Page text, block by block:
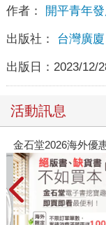
作者： 開平青年
出版社： 台灣廣廈
出版日： 2023/12/
活動訊息
春光ｘ奇幻基